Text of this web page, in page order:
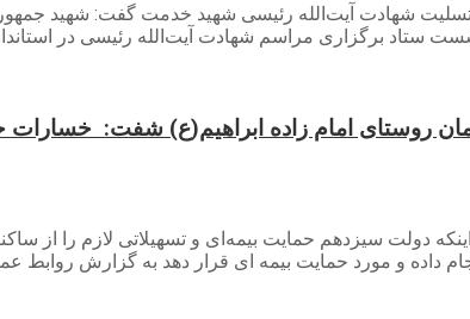
تسلیت شهادت آیت‌الله رئیسی شهید خدمت گفت: شهید
ستاد برگزاری مراسم شهادت آیت‌الله رئیسی در
روستای امام زاده ابراهیم(ع) شفت:
اینکه دولت سیزدهم حمایت بیمه‌ای و تسهیلاتی لازم را
داده و مورد حمایت بیمه ای قرار دهد به گزارش روابط